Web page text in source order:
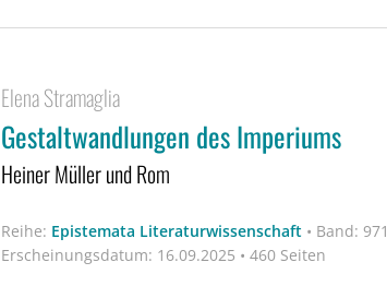
Elena Stramaglia
Gestaltwandlungen des Imperiums
Heiner Müller und Rom
Reihe: Epistemata Literaturwissenschaft • Band: 971
Erscheinungsdatum: 16.09.2025 • 460 Seiten